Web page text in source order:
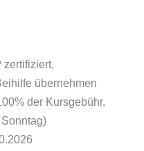
zertifiziert,
übernehmen
der Kursgebühr.